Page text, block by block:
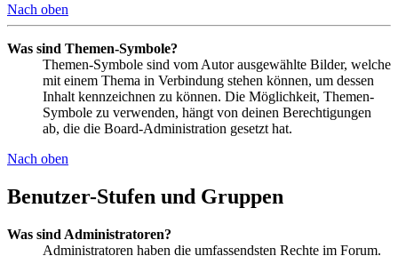
Nach oben
Was sind Themen-Symbole?
Themen-Symbole sind vom Autor ausgewählte Bilder, welche
mit einem Thema in Verbindung stehen können, um dessen
Inhalt kennzeichnen zu können. Die Möglichkeit, Themen-
Symbole zu verwenden, hängt von deinen Berechtigungen
ab, die die Board-Administration gesetzt hat.
Nach oben
Benutzer-Stufen und Gruppen
Was sind Administratoren?
Administratoren haben die umfassendsten Rechte im Forum.